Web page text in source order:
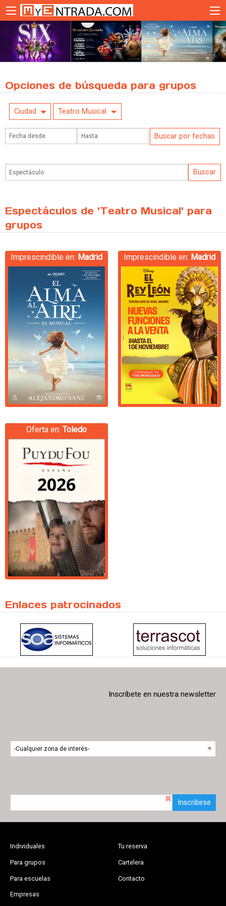
Opciones de búsqueda para grupos
Ciudad Teatro Musical
Espectáculos de 'Teatro Musical' para
grupos
Imprescindible en: Madrid Imprescindible en: Madrid
Oferta en: Toledo
Enlaces patrocinados
Inscríbete en nuestra newsletter
Inscribirse
Individuales
Para grupos
Para escuelas
Empresas
Tu reserva
Cartelera
Contacto